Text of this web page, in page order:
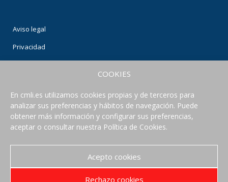
COOKIES
En cmli.es utilizamos cookies propias y de terceros para
analizar sus preferencias y hábitos de navegación. Puede
obtener más información y configurar sus preferencias,
aceptar o consultar nuestra Política de Cookies.
Acepto cookies
Rechazo cookies
Aviso legal
Privacidad
CONECTA CON NOSOTROS